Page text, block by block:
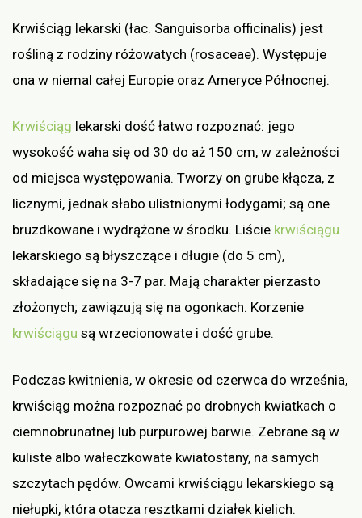
Krwiściąg lekarski (łac. Sanguisorba officinalis) jest
rośliną z rodziny różowatych (rosaceae). Występuje
ona w niemal całej Europie oraz Ameryce Północnej.
Krwiściąg lekarski dość łatwo rozpoznać: jego
wysokość waha się od 30 do aż 150 cm, w zależności
od miejsca występowania. Tworzy on grube kłącza, z
licznymi, jednak słabo ulistnionymi łodygami; są one
bruzdkowane i wydrążone w środku. Liście krwiściągu
lekarskiego są błyszczące i długie (do 5 cm),
składające się na 3-7 par. Mają charakter pierzasto
złożonych; zawiązują się na ogonkach. Korzenie
krwiściągu są wrzecionowate i dość grube.
Podczas kwitnienia, w okresie od czerwca do września,
krwiściąg można rozpoznać po drobnych kwiatkach o
ciemnobrunatnej lub purpurowej barwie. Zebrane są w
kuliste albo wałeczkowate kwiatostany, na samych
szczytach pędów. Owcami krwiściągu lekarskiego są
niełupki, która otacza resztkami działek kielich.